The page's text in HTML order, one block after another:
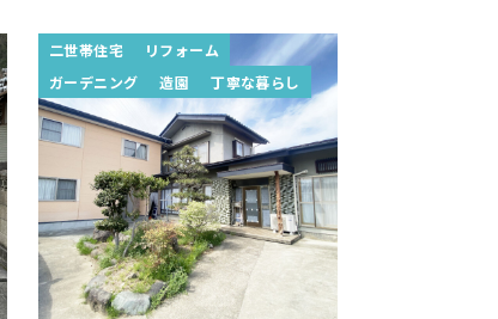
二世帯住宅
リフォーム
ガーデニング
造園 丁寧な暮らし